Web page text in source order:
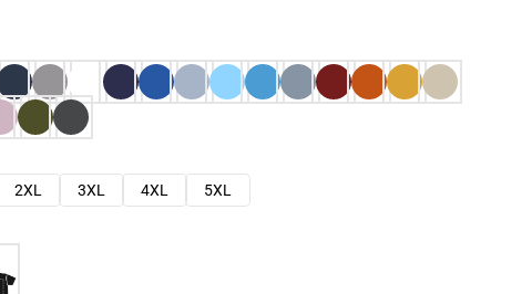
2XL 3XL 4XL
5XL